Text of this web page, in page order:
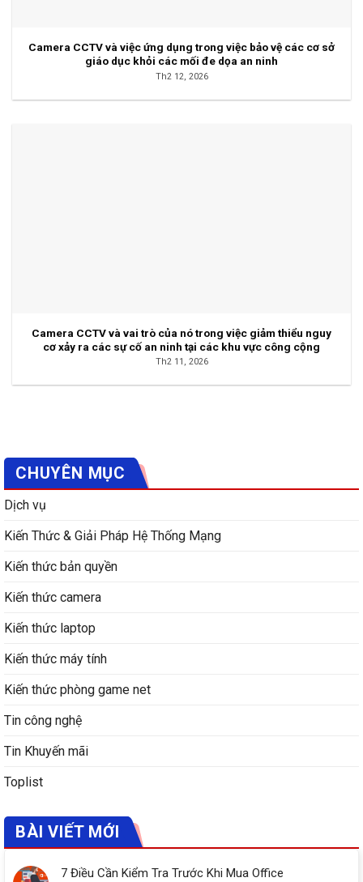
Camera CCTV và việc ứng dụng trong việc bảo vệ các cơ sở
giáo dục khỏi các mối đe dọa an ninh
Th2 12, 2026
Camera CCTV và vai trò của nó trong việc giảm thiểu nguy
cơ xảy ra các sự cố an ninh tại các khu vực công cộng
Th2 11, 2026
CHUYÊN MỤC
Dịch vụ
Kiến Thức & Giải Pháp Hệ Thống Mạng
Kiến thức bản quyền
Kiến thức camera
Kiến thức laptop
Kiến thức máy tính
Kiến thức phòng game net
Tin công nghệ
Tin Khuyến mãi
Toplist
BÀI VIẾT MỚI
7 Điều Cần Kiểm Tra Trước Khi Mua Office